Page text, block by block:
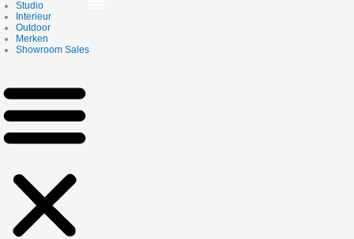
Skip
to
content
Studio
Interieur
Outdoor
Merken
Showroom Sales